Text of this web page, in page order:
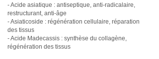
- Acide asiatique : antiseptique, anti-radicalaire,
restructurant, anti-âge
- Asiaticoside : régénération cellulaire, réparation
des tissus
- Acide Madecassis : synthèse du collagène,
régénération des tissus